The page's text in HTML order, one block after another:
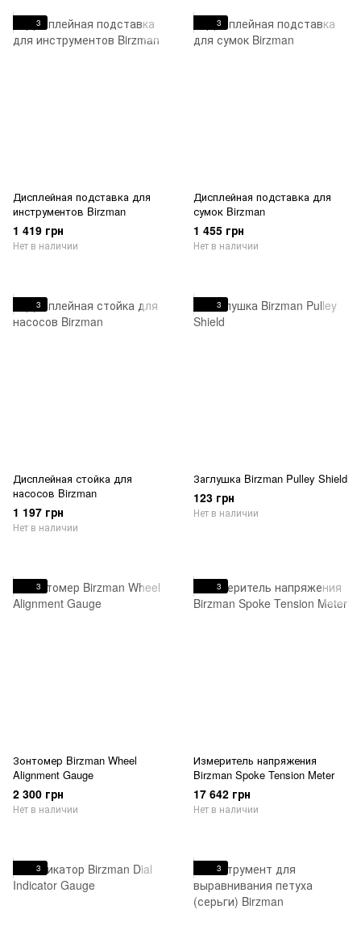
3
Дисплейная подставка для
инструментов Birzman
1 419 грн
Нет в наличии
3
Дисплейная подставка для
сумок Birzman
1 455 грн
Нет в наличии
3
Дисплейная стойка для
насосов Birzman
1 197 грн
Нет в наличии
3
Заглушка Birzman Pulley Shield
123 грн
Нет в наличии
3
Зонтомер Birzman Wheel
Alignment Gauge
2 300 грн
Нет в наличии
3
Измеритель напряжения
Birzman Spoke Tension Meter
17 642 грн
Нет в наличии
3 3